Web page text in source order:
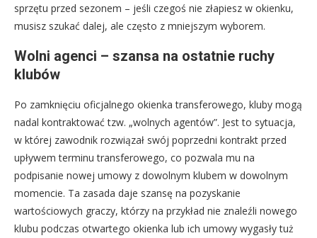
sprzętu przed sezonem – jeśli czegoś nie złapiesz w okienku,
musisz szukać dalej, ale często z mniejszym wyborem.
Wolni agenci – szansa na ostatnie ruchy
klubów
Po zamknięciu oficjalnego okienka transferowego, kluby mogą
nadal kontraktować tzw. „wolnych agentów”. Jest to sytuacja,
w której zawodnik rozwiązał swój poprzedni kontrakt przed
upływem terminu transferowego, co pozwala mu na
podpisanie nowej umowy z dowolnym klubem w dowolnym
momencie. Ta zasada daje szansę na pozyskanie
wartościowych graczy, którzy na przykład nie znaleźli nowego
klubu podczas otwartego okienka lub ich umowy wygasły tuż